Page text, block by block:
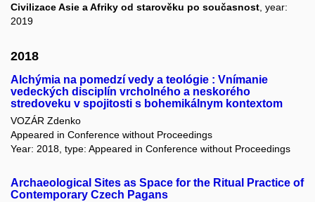
Civilizace Asie a Afriky od starověku po současnost , year:
2019
2018
Alchýmia na pomedzí vedy a teológie : Vnímanie
vedeckých disciplín vrcholného a neskorého
stredoveku v spojitosti s bohemikálnym kontextom
VOZÁR Zdenko
Appeared in Conference without Proceedings
Year: 2018, type: Appeared in Conference without Proceedings
Archaeological Sites as Space for the Ritual Practice of
Contemporary Czech Pagans